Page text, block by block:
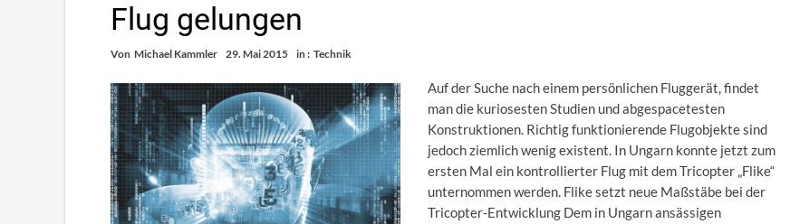
Flug gelungen
Von Michael Kammler 29. Mai 2015 in : Technik
Auf der Suche nach einem persönlichen Fluggerät, findet
man die kuriosesten Studien und abgespacetesten
Konstruktionen. Richtig funktionierende Flugobjekte sind
jedoch ziemlich wenig existent. In Ungarn konnte jetzt zum
ersten Mal ein kontrollierter Flug mit dem Tricopter „Flike“
unternommen werden. Flike setzt neue Maßstäbe bei der
Tricopter-Entwicklung Dem in Ungarn ansässigen